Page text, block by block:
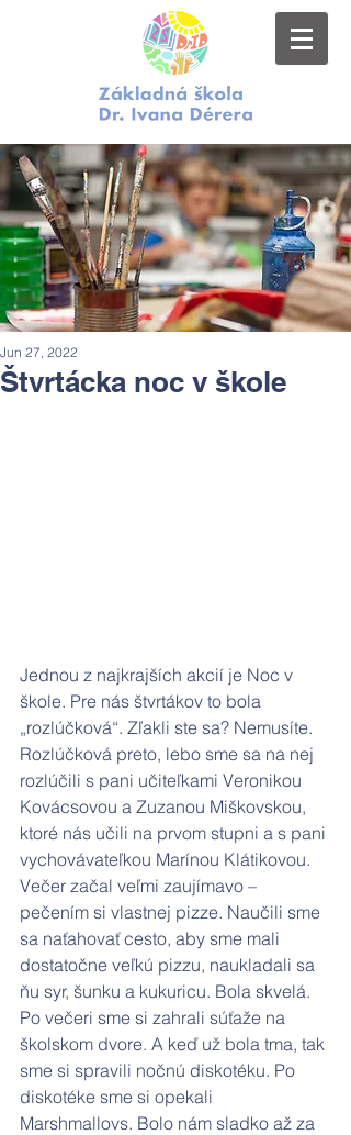
Štvrtácka noc v škole
Jun 27, 2022
Jednou z najkrajších akcií je Noc v
škole. Pre nás štvrtákov to bola
„rozlúčková“. Zľakli ste sa? Nemusíte.
Rozlúčková preto, lebo sme sa na nej
rozlúčili s pani učiteľkami Veronikou
Kovácsovou a Zuzanou Miškovskou,
ktoré nás učili na prvom stupni a s pani
vychovávateľkou Marínou Klátikovou.
Večer začal veľmi zaujímavo –
pečením si vlastnej pizze. Naučili sme
sa naťahovať cesto, aby sme mali
dostatočne veľkú pizzu, naukladali sa
ňu syr, šunku a kukuricu. Bola skvelá.
Po večeri sme si zahrali súťaže na
školskom dvore. A keď už bola tma, tak
sme si spravili nočnú diskotéku. Po
diskotéke sme si opekali
Marshmallovs. Bolo nám sladko až za